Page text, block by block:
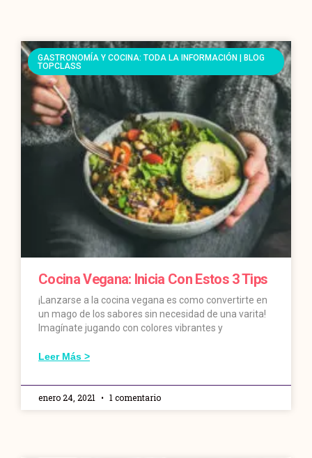
GASTRONOMÍA Y COCINA: TODA LA INFORMACIÓN | BLOG
TOPCLASS
Cocina Vegana: Inicia Con Estos 3 Tips
¡Lanzarse a la cocina vegana es como convertirte en
un mago de los sabores sin necesidad de una varita!
Imagínate jugando con colores vibrantes y
Leer Más >
enero 24, 2021 1 comentario